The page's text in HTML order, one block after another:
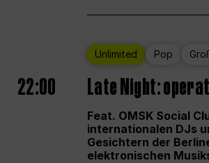
Unlimited Pop
22:00 Late Night:
Feat. OMSK Social
internationalen DJs
Gesichtern der
elektronischen